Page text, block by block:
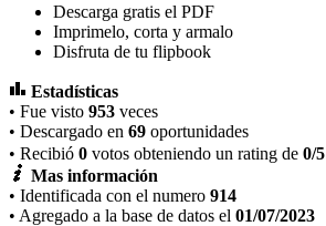
Descarga gratis el PDF
Imprimelo, corta y armalo
Disfruta de tu flipbook
Estadísticas
• Fue visto 953 veces
• Descargado en 69 oportunidades
• Recibió 0 votos obteniendo un rating de 0/5
Mas información
• Identificada con el numero 914
• Agregado a la base de datos el 01/07/2023